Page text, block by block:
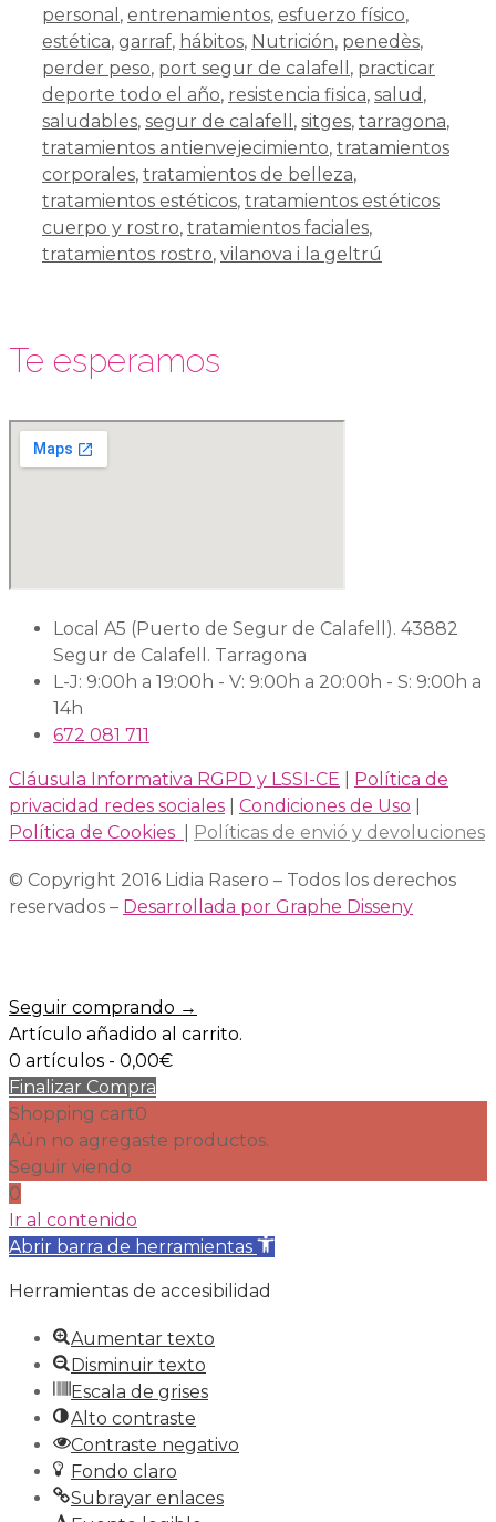
personal , entrenamientos, esfuerzo físico,
estética, garraf, hábitos, Nutrición, penedès,
perder peso, port segur de calafell , practicar
deporte todo el año, resistencia fisica, salud ,
saludables, segur de calafell , sitges, tarragona,
tratamientos antienvejecimiento, tratamientos
corporales, tratamientos de belleza,
tratamientos estéticos, tratamientos estéticos
cuerpo y rostro, tratamientos faciales,
tratamientos rostro, vilanova i la geltrú
Te esperamos
Local A5 (Puerto de Segur de Calafell). 43882
Segur de Calafell. Tarragona
L-J: 9:00h a 19:00h - V: 9:00h a 20:00h - S: 9:00h a
14h
672 081 711
Cláusula Informativa RGPD y LSSI-CE
Política de
privacidad redes sociales
Condiciones de Uso
Política de Cookies
Políticas de envió y devoluciones
© Copyright 2016 Lidia Rasero – Todos los derechos
reservados – Desarrollada por Graphe Disseny
Seguir comprando →
Artículo añadido al carrito.
0 artículos - 0,00€
Finalizar Compra
Shopping cart0
Aún no agregaste productos.
Seguir viendo
0
Ir al contenido
Abrir barra de herramientas
Herramientas de accesibilidad
Aumentar texto
Disminuir texto
Escala de grises
Alto contraste
Contraste negativo
Fondo claro
Subrayar enlaces